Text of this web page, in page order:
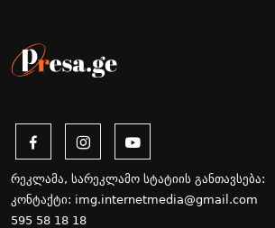
რეკლამა, სარეკლამო სტატიის განთავსება:
კონტაქტი: img.internetmedia@gmail.com
595 58 18 18